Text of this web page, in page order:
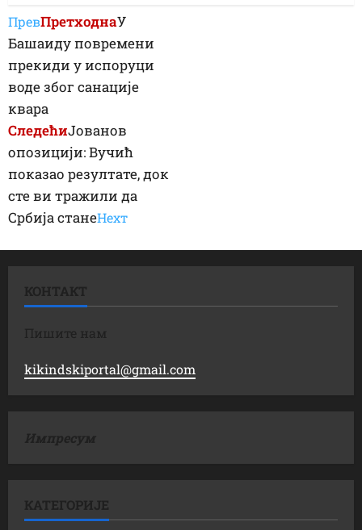
ПревПретходнаУ
Башаиду повремени
прекиди у испоруци
воде због санације
квара
СледећиЈованов
опозицији: Вучић
показао резултате, док
сте ви тражили да
Србија станеНеxт
КОНТАКТ
Пишите нам
kikindskiportal@gmail.com
Импресум
КАТЕГОРИЈЕ